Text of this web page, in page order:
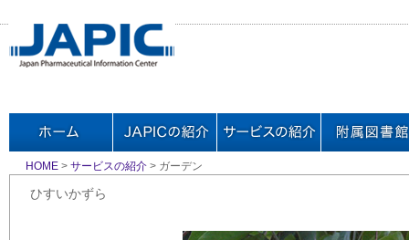
HOME > サービスの紹介 > ガーデン
ひすいかずら